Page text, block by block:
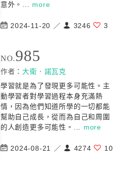
意外。... more
2024-11-20 ／ 3246 3
NO.985
作者：大衛．諾瓦克
學習就是為了發現更多可能性。主
動學習者對學習過程本身充滿熱
情，因為他們知道所學的一切都能
幫助自己成長，從而為自己和周圍
的人創造更多可能性。... more
2024-08-21 ／ 4274 10